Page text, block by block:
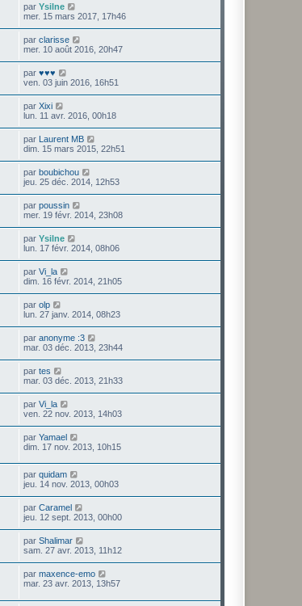
par Ysilne
mer. 15 mars 2017, 17h46
par clarisse
mer. 10 août 2016, 20h47
par ♥♥♥
ven. 03 juin 2016, 16h51
par Xixi
lun. 11 avr. 2016, 00h18
par Laurent MB
dim. 15 mars 2015, 22h51
par boubichou
jeu. 25 déc. 2014, 12h53
par poussin
mer. 19 févr. 2014, 23h08
par Ysilne
lun. 17 févr. 2014, 08h06
par Vi_la
dim. 16 févr. 2014, 21h05
par olp
lun. 27 janv. 2014, 08h23
par anonyme :3
mar. 03 déc. 2013, 23h44
par tes
mar. 03 déc. 2013, 21h33
par Vi_la
ven. 22 nov. 2013, 14h03
par Yamael
dim. 17 nov. 2013, 10h15
par quidam
jeu. 14 nov. 2013, 00h03
par Caramel
jeu. 12 sept. 2013, 00h00
par Shalimar
sam. 27 avr. 2013, 11h12
par maxence-emo
mar. 23 avr. 2013, 13h57